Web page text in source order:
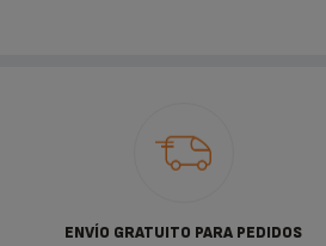
ENVÍO GRATUITO PARA PEDIDOS